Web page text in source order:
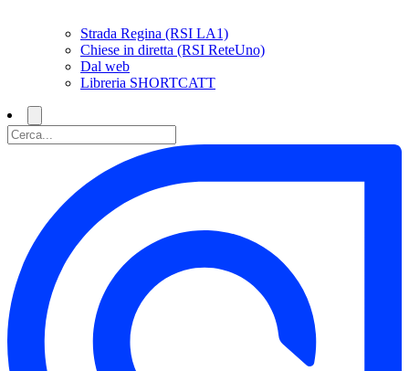
Strada Regina (RSI LA1)
Chiese in diretta (RSI ReteUno)
Dal web
Libreria SHORTCATT